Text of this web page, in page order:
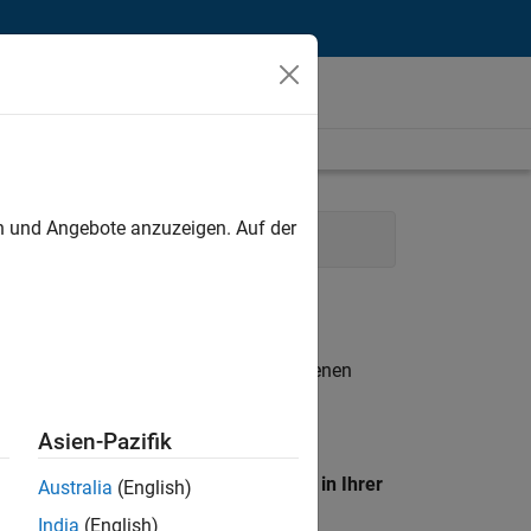
Marketing Services Legal
. Wenn Sie noch immer keine offenen
unseres
Standort, um alle Stellenangebote in Ihrer
Angebote anzuzeigen. Auf der
Asien-Pazifik
Australia (English)
India (English)